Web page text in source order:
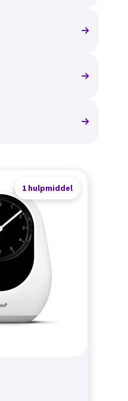
1 hulpmiddel